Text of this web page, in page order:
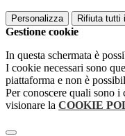
Personalizza Rifiuta tutti
Gestione cookie
In questa schermata è
I cookie necessari sono
piattaforma e non è
Per conoscere quali sono i
visionare la COOKIE